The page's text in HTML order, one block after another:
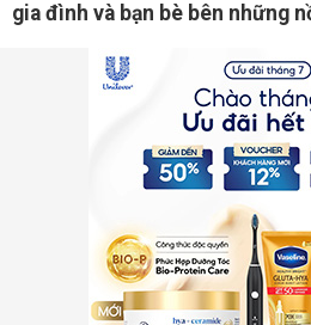
gia đình và bạn bè bên những